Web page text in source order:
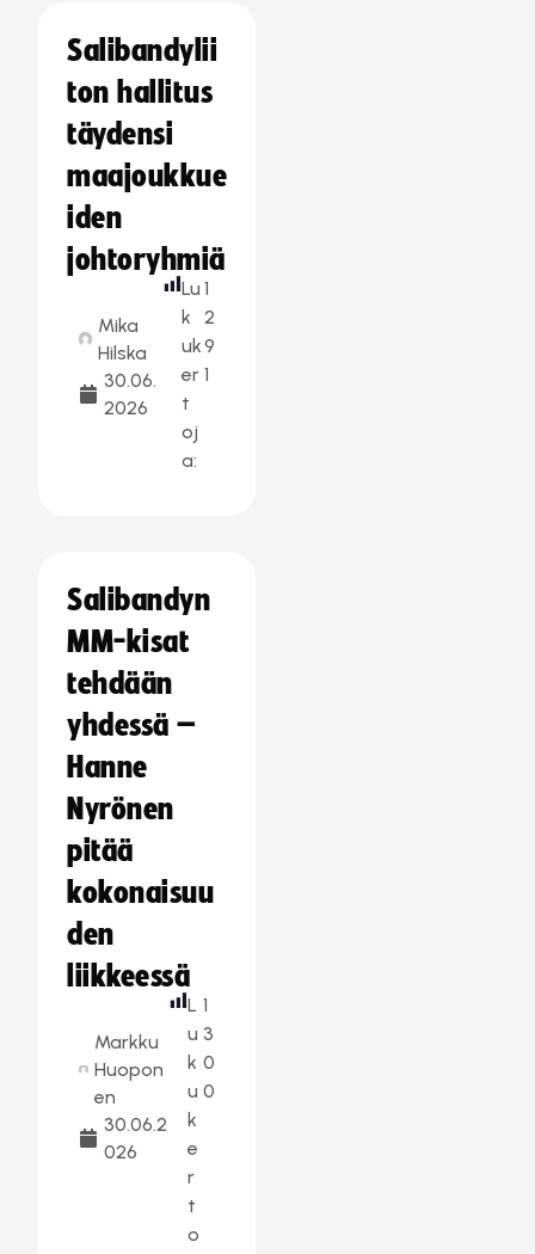
Salibandylii
ton hallitus
täydensi
maajoukkue
iden
johtoryhmiä
Mika
Hilska
30.06.
2026
Lu
k
uk
er
t
oj
a:
1
2
9
1
Salibandyn
MM-kisat
tehdään
yhdessä –
Hanne
Nyrönen
pitää
kokonaisuu
den
liikkeessä
Markku
Huopon
en
30.06.2
026
L
u
k
u
k
e
r
t
o
1
3
0
0